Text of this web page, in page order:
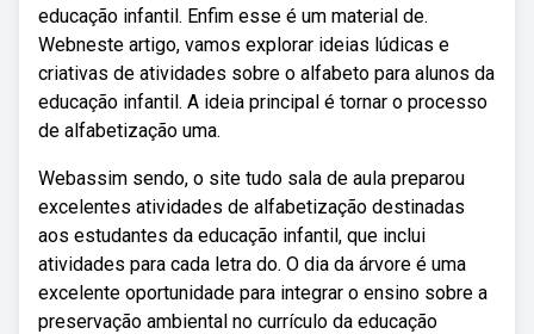
educação infantil. Enfim esse é um material de.
Webneste artigo, vamos explorar ideias lúdicas e
criativas de atividades sobre o alfabeto para alunos da
educação infantil. A ideia principal é tornar o processo
de alfabetização uma.
Webassim sendo, o site tudo sala de aula preparou
excelentes atividades de alfabetização destinadas
aos estudantes da educação infantil, que inclui
atividades para cada letra do. O dia da árvore é uma
excelente oportunidade para integrar o ensino sobre a
preservação ambiental no currículo da educação